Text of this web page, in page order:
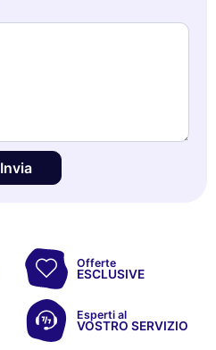
Invia
Offerte
ESCLUSIVE
Esperti al
VOSTRO SERVIZIO